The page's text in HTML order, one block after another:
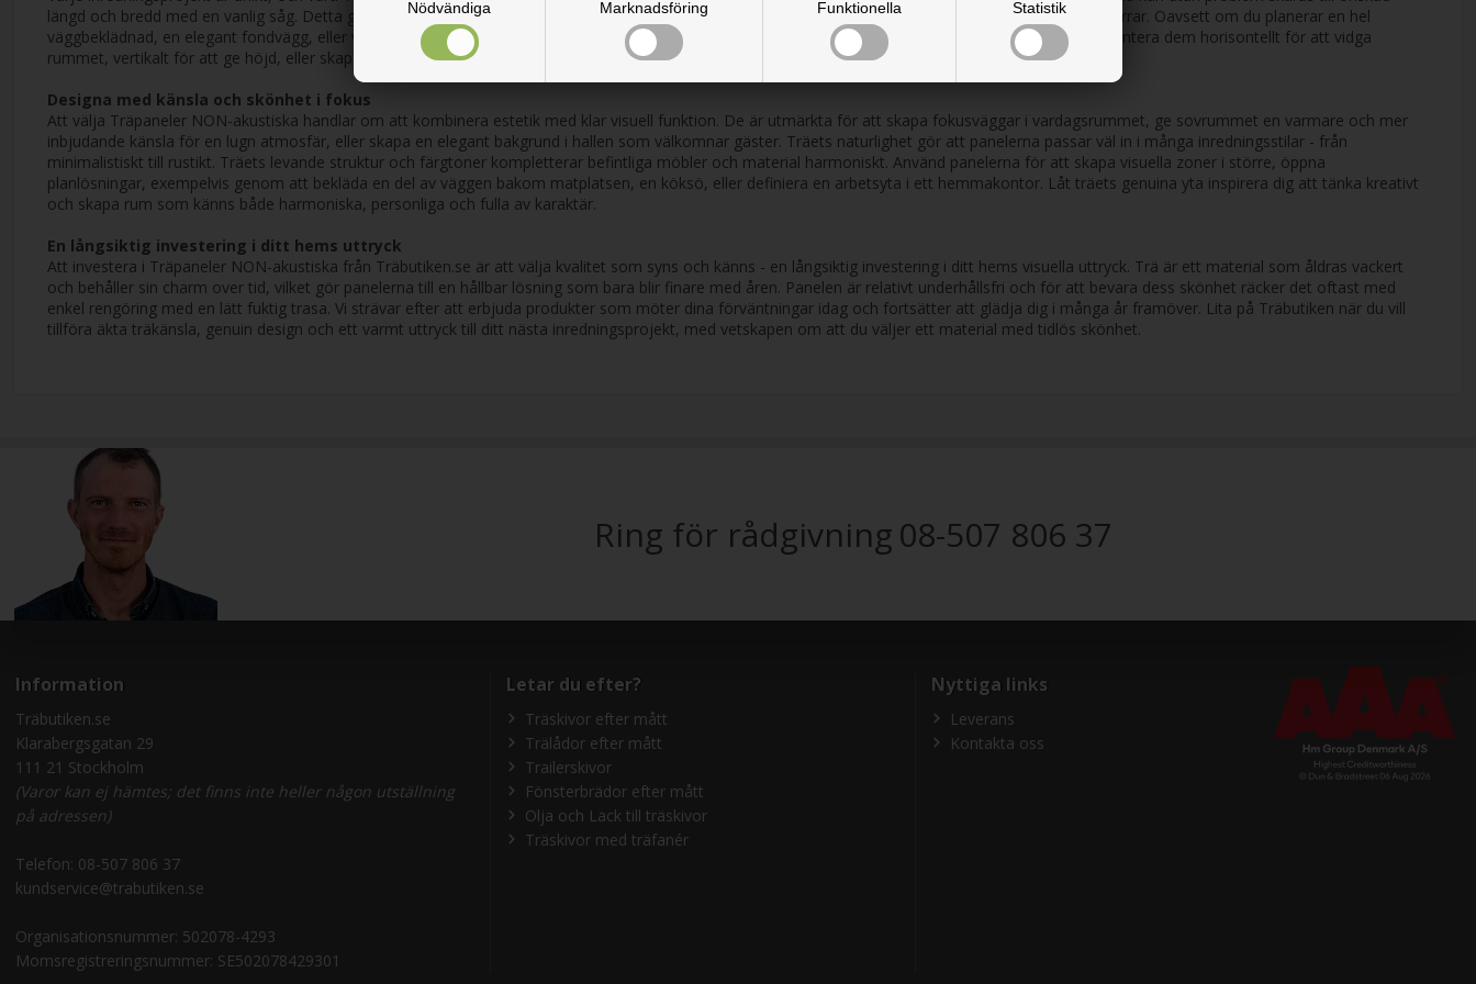
Nödvändiga Marknadsföring Funktionella Statistik
längd och bredd med en vanlig såg. Detta ger dig full frihet att anpassa panelerna exakt efter dina väggar, tak eller andra ytor, även runt fönster och dörrar. Oavsett om du planerar en hel
väggbeklädnad, en elegant fondvägg, eller vill addera en trädetalj till ett specifikt område, är flexibiliteten i våra paneler en stor fördel. Du kan enkelt montera dem horisontellt för att vidga
rummet, vertikalt för att ge höjd, eller skapa intressanta geometriska mönster, vilket öppnar upp för oändliga designmöjligheter och personliga uttryck.
Designa med känsla och skönhet i fokus
Att välja Träpaneler NON-akustiska handlar om att kombinera estetik med klar visuell funktion. De är utmärkta för att skapa fokusväggar i vardagsrummet, ge sovrummet en varmare och mer
inbjudande känsla för en lugn atmosfär, eller skapa en elegant bakgrund i hallen som välkomnar gäster. Träets naturlighet gör att panelerna passar väl in i många inredningsstilar - från
minimalistiskt till rustikt. Träets levande struktur och färgtoner kompletterar befintliga möbler och material harmoniskt. Använd panelerna för att skapa visuella zoner i större, öppna
planlösningar, exempelvis genom att bekläda en del av väggen bakom matplatsen, en köksö, eller definiera en arbetsyta i ett hemmakontor. Låt träets genuina yta inspirera dig att tänka kreativt
och skapa rum som känns både harmoniska, personliga och fulla av karaktär.
En långsiktig investering i ditt hems uttryck
Att investera i Träpaneler NON-akustiska från Träbutiken.se är att välja kvalitet som syns och känns - en långsiktig investering i ditt hems visuella uttryck. Trä är ett material som åldras vackert
och behåller sin charm over tid, vilket gör panelerna till en hållbar lösning som bara blir finare med åren. Panelen är relativt underhållsfri och för att bevara dess skönhet räcker det oftast med
enkel rengöring med en lätt fuktig trasa. Vi strävar efter att erbjuda produkter som möter dina förväntningar idag och fortsätter att glädja dig i många år framöver. Lita på Träbutiken när du vill
tillföra äkta träkänsla, genuin design och ett varmt uttryck till ditt nästa inredningsprojekt, med vetskapen om att du väljer ett material med tidlös skönhet.
Ring för rådgivning08-507 806 37
Information
Träbutiken.se
Klarabergsgatan 29
111 21 Stockholm
(Varor kan ej hämtes; det finns inte heller någon utställning
på adressen)
Telefon: 08-507 806 37
kundservice@trabutiken.se
Organisationsnummer: 502078-4293
Momsregistreringsnummer: SE502078429301
Letar du efter?
Träskivor efter mått
Trälådor efter mått
Trailerskivor
Fönsterbrädor efter mått
Olja och Lack till träskivor
Träskivor med träfanér
Nyttiga links
Leverans
Kontakta oss